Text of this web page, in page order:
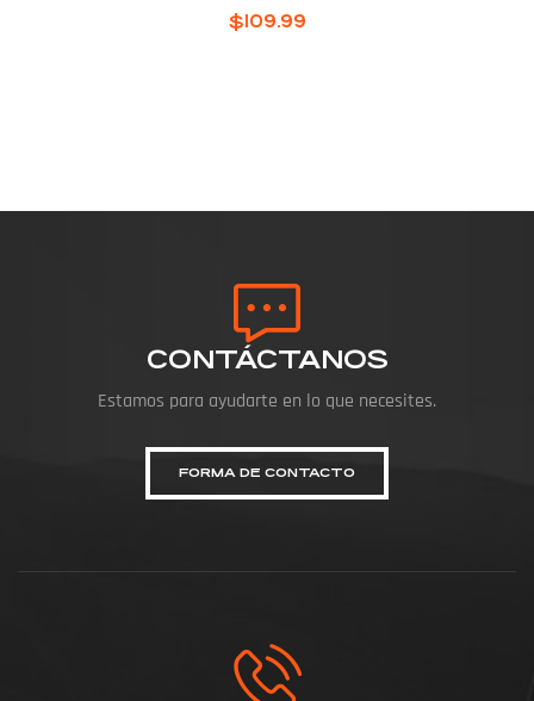
$109.99
CONTÁCTANOS
Estamos para ayudarte en lo que necesites.
FORMA DE CONTACTO